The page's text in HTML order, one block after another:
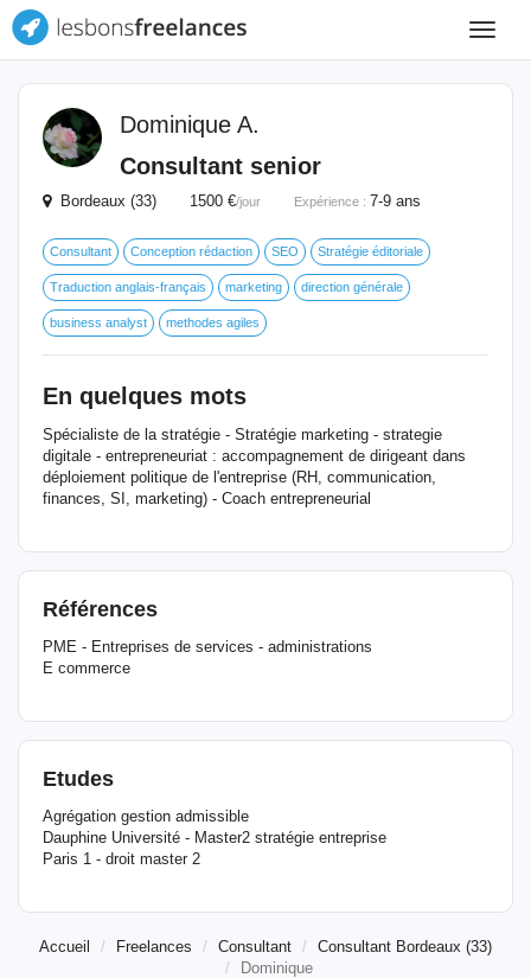
Toggle
Dominique A.
Consultant senior
Bordeaux (33) 1500 €/jour Expérience : 7-9 ans
Consultant Conception rédaction SEO Stratégie éditoriale
Traduction anglais-français marketing direction générale
business analyst methodes agiles
En quelques mots
Spécialiste de la stratégie - Stratégie marketing - strategie
digitale - entrepreneuriat : accompagnement de dirigeant dans
déploiement politique de l'entreprise (RH, communication,
finances, SI, marketing) - Coach entrepreneurial
Références
PME - Entreprises de services - administrations
E commerce
Etudes
Agrégation gestion admissible
Dauphine Université - Master2 stratégie entreprise
Paris 1 - droit master 2
Accueil Freelances Consultant
Consultant Bordeaux (33)
Dominique